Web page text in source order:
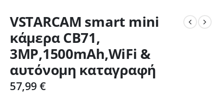
VSTARCAM smart mini
κάμερα CB71,
3MP,1500mAh,WiFi &
αυτόνομη καταγραφή
57,99€